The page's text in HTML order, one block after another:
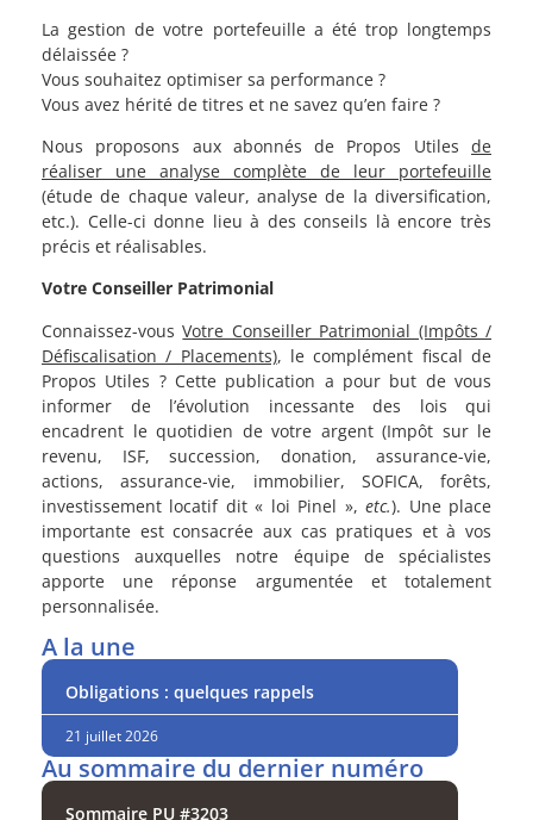
La gestion de votre portefeuille a été trop longtemps
délaissée ?
Vous souhaitez optimiser sa performance ?
Vous avez hérité de titres et ne savez qu’en faire ?
Nous proposons aux abonnés de Propos Utiles de
réaliser une analyse complète de leur portefeuille
(étude de chaque valeur, analyse de la diversification,
etc.). Celle-ci donne lieu à des conseils là encore très
précis et réalisables.
Votre Conseiller Patrimonial
Connaissez-vousVotre Conseiller Patrimonial (Impôts /
Défiscalisation / Placements), le complément fiscal de
Propos Utiles ? Cette publication a pour but de vous
informer de l’évolution incessante des lois qui
encadrent le quotidien de votre argent (Impôt sur le
revenu, ISF, succession, donation, assurance-vie,
actions, assurance-vie, immobilier, SOFICA, forêts,
investissement locatif dit « loi Pinel »,etc.). Une place
importante est consacrée aux cas pratiques et à vos
questions auxquelles notre équipe de spécialistes
apporte une réponse argumentée et totalement
personnalisée.
A la une
Obligations : quelques rappels
21 juillet 2026
Au sommaire du dernier numéro
Sommaire PU #3203